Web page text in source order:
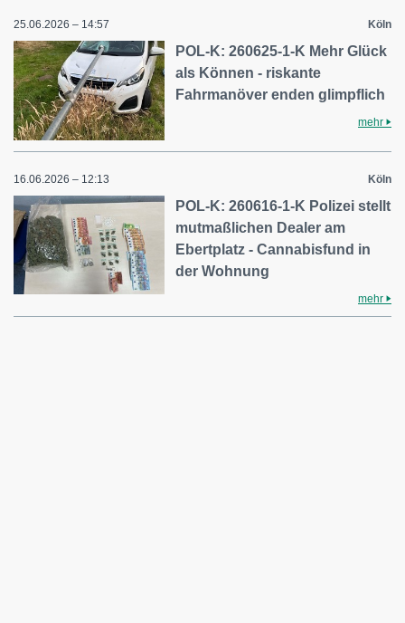
25.06.2026 – 14:57 Köln
POL-K: 260625-1-K Mehr Glück
als Können - riskante
Fahrmanöver enden glimpflich
mehr
16.06.2026 – 12:13 Köln
POL-K: 260616-1-K Polizei stellt
mutmaßlichen Dealer am
Ebertplatz - Cannabisfund in
der Wohnung
mehr